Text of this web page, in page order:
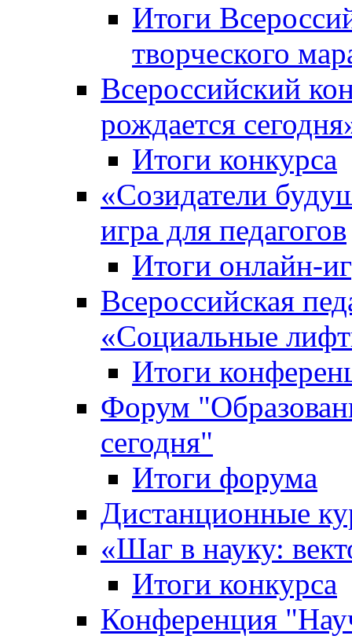
Итоги
творческого
Всероссийский
рождается
Итоги конкурса
«Cозидатели
игра для педагогов
Итоги онлайн-
Всероссийская
«Cоциальные
Итоги
Форум
сегодня"
Итоги форума
Дистанционные
«Шаг в науку:
Итоги конкурса
Конференция